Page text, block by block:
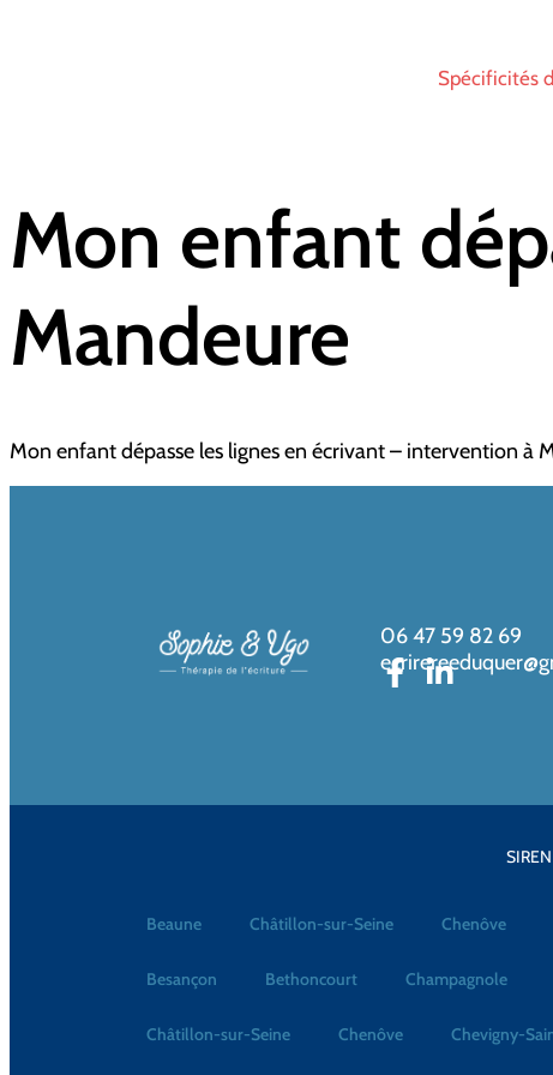
Spécificités
Mon enfant
Mandeure
Mon enfant dépasse les lignes en écrivant – intervention à
06 47 59 82 69
Beaune Châtillon-sur-Seine Chenôve
Besançon Bethoncourt Champagnole
Châtillon-sur-Seine Chenôve Chevigny-